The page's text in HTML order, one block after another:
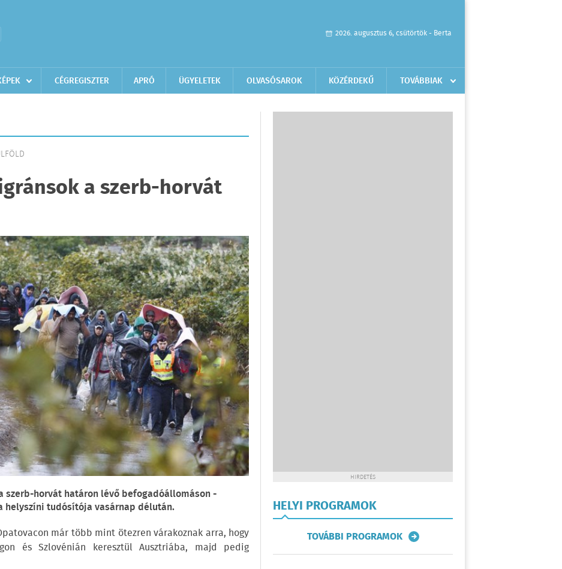
2026. augusztus 6, csütörtök - Berta
CÉGREGISZTER APRÓ ÜGYELETEK OLVASÓSAROK KÖZÉRDEKŰ TOVÁBBIAK
a szerb-horvát
szerb-horvát határon lévő befogadóállomáson -
helyszíni tudósítója vasárnap délután.
már több mint ötezren várakoznak arra, hogy
és Szlovénián keresztül Ausztriába, majd pedig
HIRDETÉS
HELYI PROGRAMOK
TOVÁBBI PROGRAMOK